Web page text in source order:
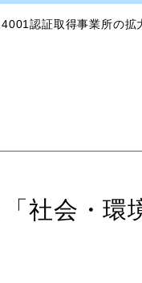
認証取得事業所の拡
社会・環